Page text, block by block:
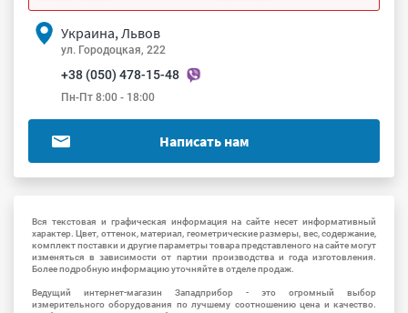
Украина, Львов
ул. Городоцкая, 222
+38 (050) 478-15-48
Пн-Пт 8:00 - 18:00
Написать нам
Вся текстовая и графическая информация на сайте несет информативный
характер. Цвет, оттенок, материал, геометрические размеры, вес, содержание,
комплект поставки и другие параметры товара представленого на сайте могут
изменяться в зависимости от партии производства и года изготовления.
Более подробную информацию уточняйте в отделе продаж.
Ведущий интернет-магазин Западприбор - это огромный выбор
измерительного оборудования по лучшему соотношению цена и качество.